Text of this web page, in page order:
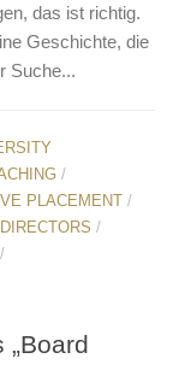
das ist richtig.
Geschichte, die
Suche...
/
PLACEMENT /
/
/
„Board